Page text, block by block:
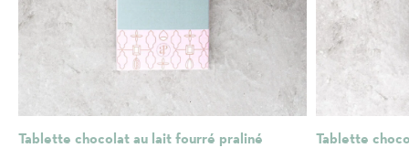
Tablette chocolat au lait fourré praliné Tablette